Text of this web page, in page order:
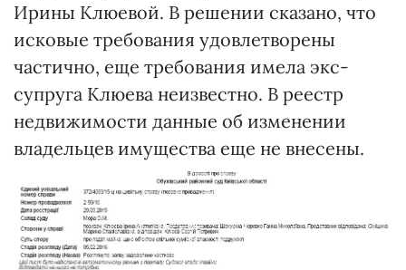
Ирины Клюевой. В решении сказано, что
исковые требования удовлетворены
частично, еще требования имела экс-
супруга Клюева неизвестно. В реестр
недвижимости данные об изменении
владельцев имущества еще не внесены.